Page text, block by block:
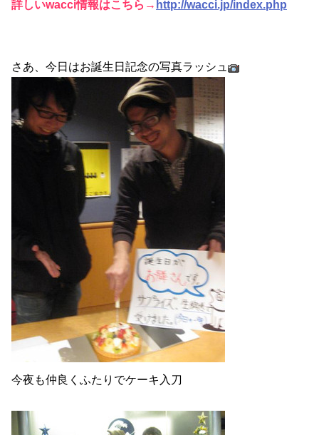
詳しいwacci情報はこちら → http://wacci.jp/index.php
さあ、今日はお誕生日記念の写真ラッシュ
今夜も仲良くふたりでケーキ入刀